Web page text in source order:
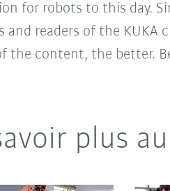
for robots to this day.
and readers of the
the content, the better.
plus